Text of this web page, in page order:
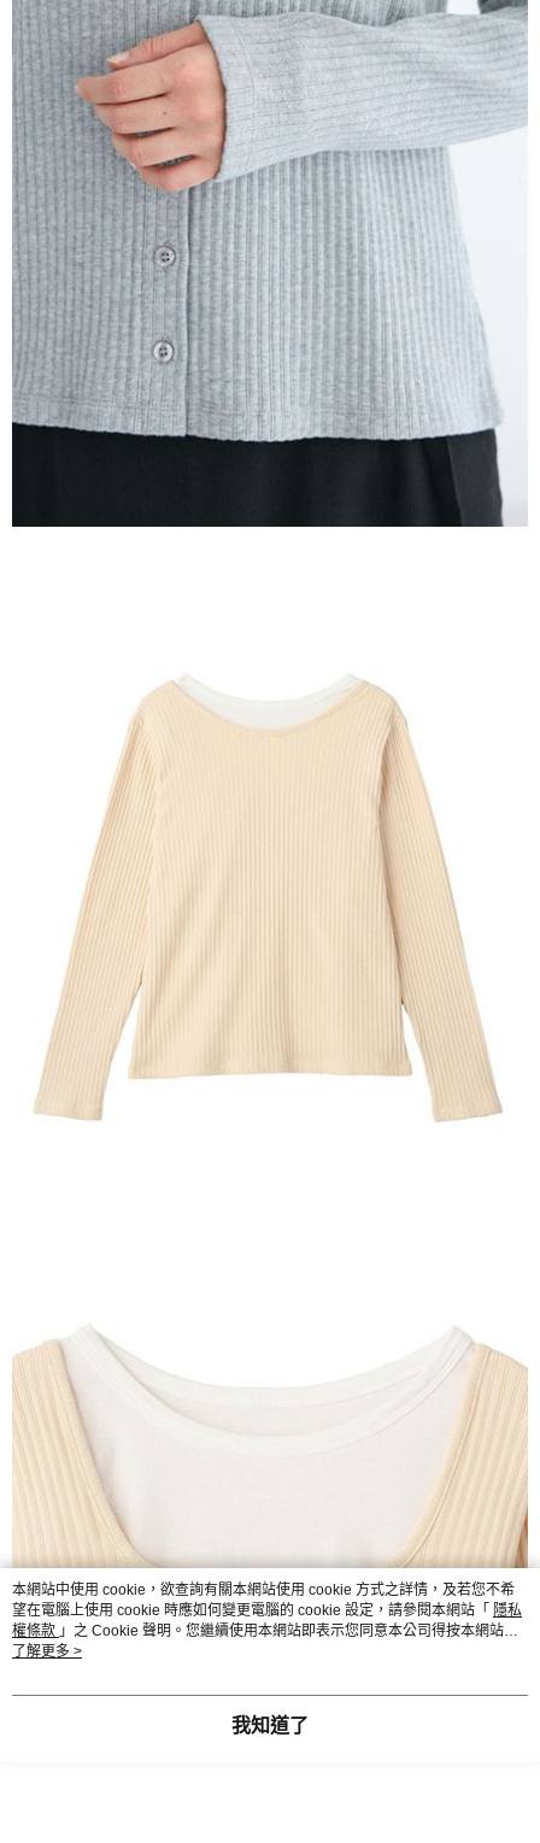
本網站中使用 cookie，欲查詢有關本網站使用 cookie 方式之詳情，及若您不希
望在電腦上使用 cookie 時應如何變更電腦的 cookie 設定，請參閱本網站「 隱私
權條款 」之 Cookie 聲明。您繼續使用本網站即表示您同意本公司得按本網站使
用條款之 Cookie 聲明使用 cookie。
了解更多 >
我知道了